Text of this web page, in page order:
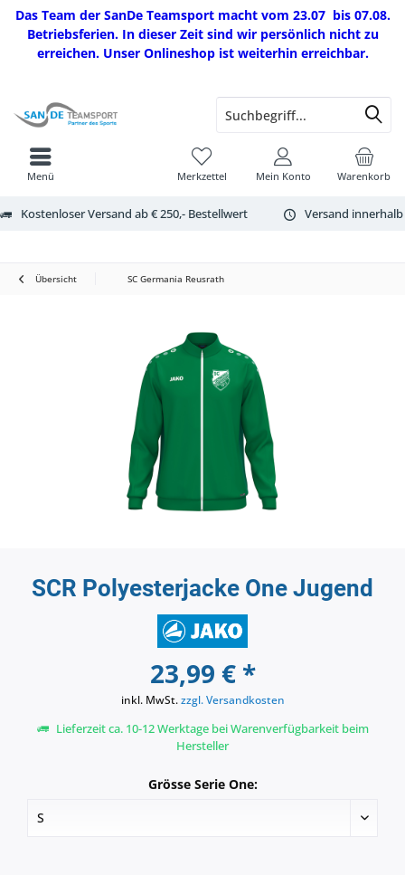
Das Team der SanDe Teamsport macht vom 23.07 bis 07.08.
Betriebsferien. In dieser Zeit sind wir persönlich nicht zu
erreichen. Unser Onlineshop ist weiterhin erreichbar.
Kostenloser Versand ab € 250,- Bestellwert Versand
Warenkorb
Merkzettel Mein Konto
Menü
Übersicht SC Germania Reusrath
SCR Polyesterjacke One Jugend
23,99 € *
inkl. MwSt.zzgl. Versandkosten
Lieferzeit ca. 10-12 Werktage bei Warenverfügbarkeit beim
Hersteller
Grösse Serie One: